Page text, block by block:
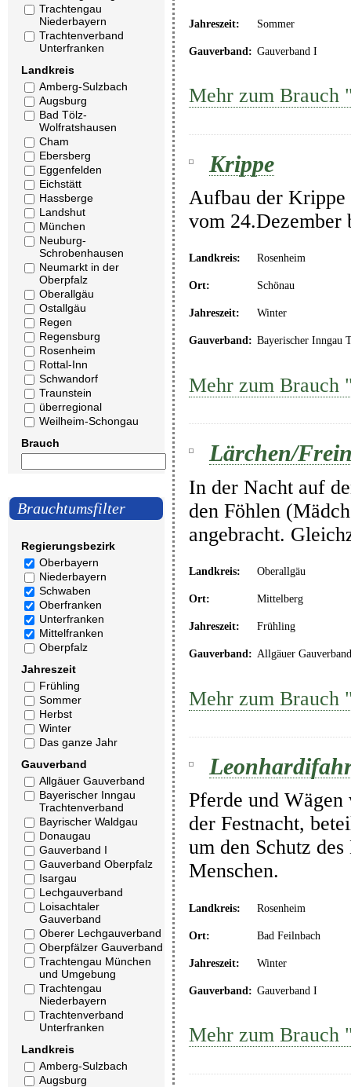
Trachtengau
Niederbayern
Trachtenverband
Unterfranken
Landkreis
Amberg-Sulzbach
Augsburg
Bad Tölz-
Wolfratshausen
Cham
Ebersberg
Eggenfelden
Eichstätt
Hassberge
Landshut
München
Neuburg-
Schrobenhausen
Neumarkt in der
Oberpfalz
Oberallgäu
Ostallgäu
Regen
Regensburg
Rosenheim
Rottal-Inn
Schwandorf
Traunstein
überregional
Weilheim-Schongau
Brauch
Brauchtumsfilter
Regierungsbezirk
Oberbayern
Niederbayern
Schwaben
Oberfranken
Unterfranken
Mittelfranken
Oberpfalz
Jahreszeit
Frühling
Sommer
Herbst
Winter
Das ganze Jahr
Gauverband
Allgäuer Gauverband
Bayerischer Inngau
Trachtenverband
Bayrischer Waldgau
Donaugau
Gauverband I
Gauverband Oberpfalz
Isargau
Lechgauverband
Loisachtaler
Gauverband
Oberer Lechgauverband
Oberpfälzer Gauverband
Trachtengau München
und Umgebung
Trachtengau
Niederbayern
Trachtenverband
Unterfranken
Landkreis
Amberg-Sulzbach
Augsburg
Jahreszeit: Sommer
Gauverband: Gauverband I
Mehr zum Brauch
Krippe
Aufbau der Krippe
vom
Landkreis: Rosenheim
Ort: Schönau
Jahreszeit: Winter
Gauverband: Bayerischer Inngau
Mehr zum Brauch
Lärchen/
In der Nacht auf
den Föhlen
angebracht.
Landkreis: Oberallgäu
Ort: Mittelberg
Jahreszeit: Frühling
Gauverband: Allgäuer Gauverband
Mehr zum Brauch
Pferde und
der Festnacht,
um den Schutz
Menschen.
Landkreis: Rosenheim
Ort: Bad Feilnbach
Jahreszeit: Winter
Gauverband: Gauverband I
Mehr zum Brauch